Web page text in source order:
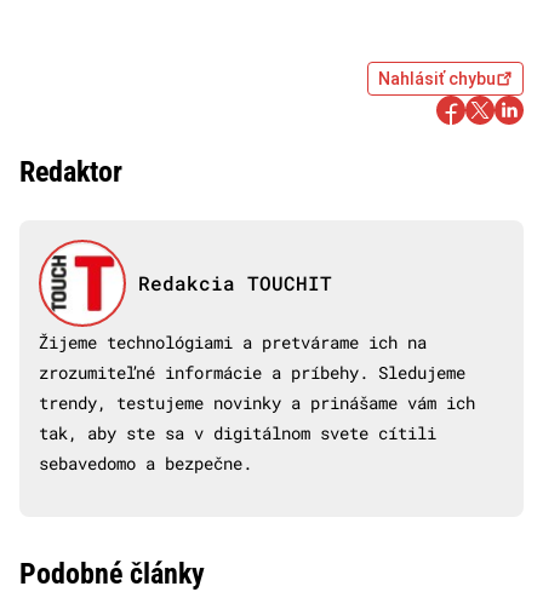
Nahlásiť chybu
Redaktor
Redakcia TOUCHIT
Žijeme technológiami a pretvárame ich na
zrozumiteľné informácie a príbehy. Sledujeme
trendy, testujeme novinky a prinášame vám ich
tak, aby ste sa v digitálnom svete cítili
sebavedomo a bezpečne.
Podobné články